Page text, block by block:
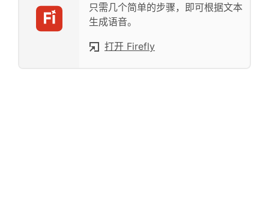
只需几个简单的步骤，即可根据文本
生成语音。
打开 Firefly